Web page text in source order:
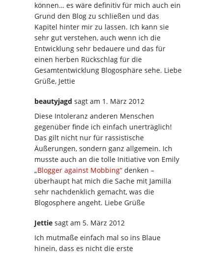
können… es wäre definitiv für mich auch ein
Grund den Blog zu schließen und das
Kapitel hinter mir zu lassen. Ich kann sie
sehr gut verstehen, auch wenn ich die
Entwicklung sehr bedauere und das für
einen herben Rückschlag für die
Gesamtentwicklung Blogosphäre sehe. Liebe
Grüße, Jettie
beautyjagd sagt am 1. März 2012
Diese Intoleranz anderen Menschen
gegenüber finde ich einfach unerträglich!
Das gilt nicht nur für rassistische
Äußerungen, sondern ganz allgemein. Ich
musste auch an die tolle Initiative von Emily
„Blogger against Mobbing“ denken –
überhaupt hat mich die Sache mit Jamilla
sehr nachdenklich gemacht, was die
Blogosphere angeht. Liebe Grüße
Jettie sagt am 5. März 2012
Ich mutmaße einfach mal so ins Blaue
hinein, dass es nicht die erste